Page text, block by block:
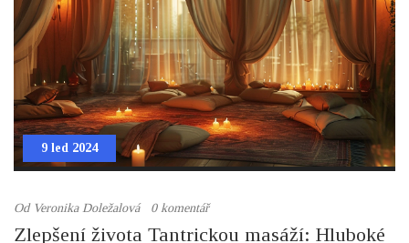
9 led 2024
Od Veronika Doležalová 0 komentář
Zlepšení života Tantrickou masáží: Hluboké